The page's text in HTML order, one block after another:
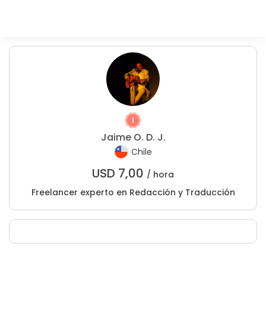
Jaime O. D. J.
Chile
USD 7,00 / hora
Freelancer experto en Redacción y Traducción